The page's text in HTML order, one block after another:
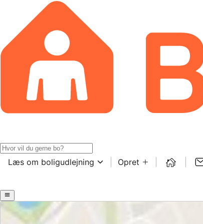
Læs om boligudlejning Opret